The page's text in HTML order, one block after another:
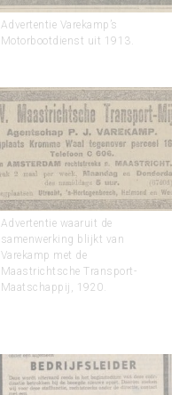
Advertentie Varekamp’s
Motorbootdienst uit 1913.
Advertentie waaruit de
samenwerking blijkt van
Varekamp met de
Maastrichtsche Transport-
Maatschappij, 1920.